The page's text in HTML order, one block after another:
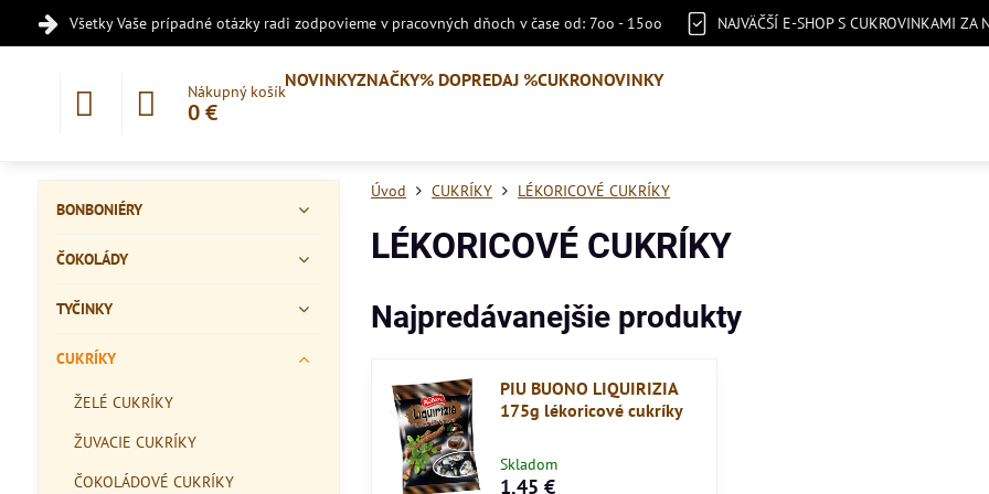
Všetky Vaše prípadné otázky radi zodpovieme v pracovných dňoch v čase od: 7oo - 15oo NAJVÄČŠÍ E-SHOP S CUKROVINKAMI ZA
Nákupný košík
0 €
NOVINKYZNAČKY% DOPREDAJ %CUKRONOVINKY
Úvod CUKRÍKY LÉKORICOVÉ CUKRÍKY
LÉKORICOVÉ CUKRÍKY
Najpredávanejšie produkty
PIU BUONO LIQUIRIZIA
175g lékoricové cukríky
Skladom
1,45 €
BONBONIÉRY
ČOKOLÁDY
TYČINKY
CUKRÍKY
ŽELÉ CUKRÍKY
ŽUVACIE CUKRÍKY
ČOKOLÁDOVÉ CUKRÍKY